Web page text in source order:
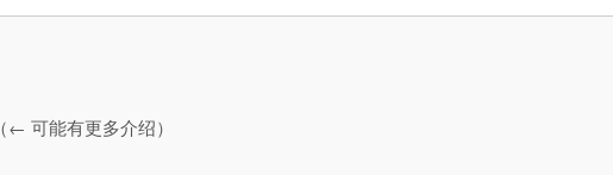
（← 可能有更多介绍）